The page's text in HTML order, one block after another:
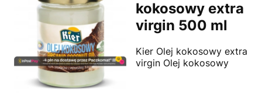
kokosowy extra
virgin 500 ml
Kier Olej kokosowy extra
virgin Olej kokosowy